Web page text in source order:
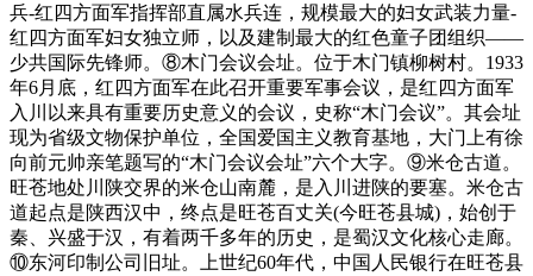
兵-红四方面军指挥部直属水兵连，规模最大的妇女武装力量-
红四方面军妇女独立师，以及建制最大的红色童子团组织——
少共国际先锋师。⑧木门会议会址。位于木门镇柳树村。1933
年6月底，红四方面军在此召开重要军事会议，是红四方面军
入川以来具有重要历史意义的会议，史称“木门会议”。其会址
现为省级文物保护单位，全国爱国主义教育基地，大门上有徐
向前元帅亲笔题写的“木门会议会址”六个大字。⑨米仓古道。
旺苍地处川陕交界的米仓山南麓，是入川进陕的要塞。米仓古
道起点是陕西汉中，终点是旺苍百丈关(今旺苍县城)，始创于
秦、兴盛于汉，有着两千多年的历史，是蜀汉文化核心走廊。
⑩东河印制公司旧址。上世纪60年代，中国人民银行在旺苍县